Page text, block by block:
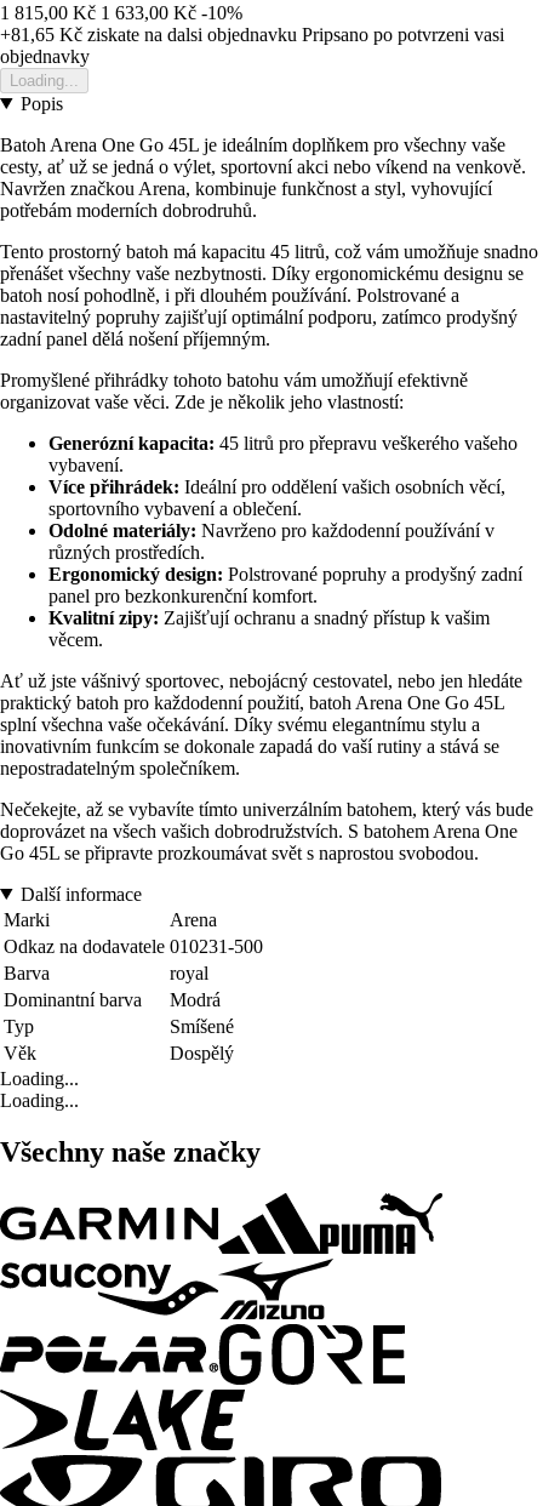
1 815,00 Kč 1 633,00 Kč -10%
+81,65 Kč ziskate na dalsi objednavku Pripsano po potvrzeni vasi
objednavky
Loading...
Popis
Batoh Arena One Go 45L je ideálním doplňkem pro všechny vaše
cesty, ať už se jedná o výlet, sportovní akci nebo víkend na venkově.
Navržen značkou Arena, kombinuje funkčnost a styl, vyhovující
potřebám moderních dobrodruhů.
Tento prostorný batoh má kapacitu 45 litrů, což vám umožňuje snadno
přenášet všechny vaše nezbytnosti. Díky ergonomickému designu se
batoh nosí pohodlně, i při dlouhém používání. Polstrované a
nastavitelný popruhy zajišťují optimální podporu, zatímco prodyšný
zadní panel dělá nošení příjemným.
Promyšlené přihrádky tohoto batohu vám umožňují efektivně
organizovat vaše věci. Zde je několik jeho vlastností:
Generózní kapacita: 45 litrů pro přepravu veškerého vašeho
vybavení.
Více přihrádek: Ideální pro oddělení vašich osobních věcí,
sportovního vybavení a oblečení.
Odolné materiály: Navrženo pro každodenní používání v
různých prostředích.
Ergonomický design: Polstrované popruhy a prodyšný zadní
panel pro bezkonkurenční komfort.
Kvalitní zipy: Zajišťují ochranu a snadný přístup k vašim
věcem.
Ať už jste vášnivý sportovec, nebojácný cestovatel, nebo jen hledáte
praktický batoh pro každodenní použití, batoh Arena One Go 45L
splní všechna vaše očekávání. Díky svému elegantnímu stylu a
inovativním funkcím se dokonale zapadá do vaší rutiny a stává se
nepostradatelným společníkem.
Nečekejte, až se vybavíte tímto univerzálním batohem, který vás bude
doprovázet na všech vašich dobrodružstvích. S batohem Arena One
Go 45L se připravte prozkoumávat svět s naprostou svobodou.
Další informace
Marki
Arena
Odkaz na dodavatele 010231-500
Barva
royal
Dominantní barva
Modrá
Typ
Smíšené
Věk
Dospělý
Loading...
Loading...
Všechny naše značky